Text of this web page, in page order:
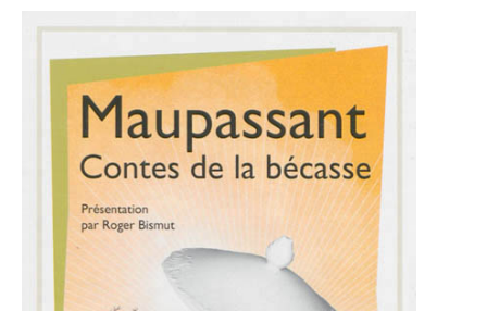
LES ACTUALITÉS DE J.R.R. TOLKIEN
LE MOT DES ÉDITIONS ACTUSF
VOIR TOUTES LES RUBRIQUES